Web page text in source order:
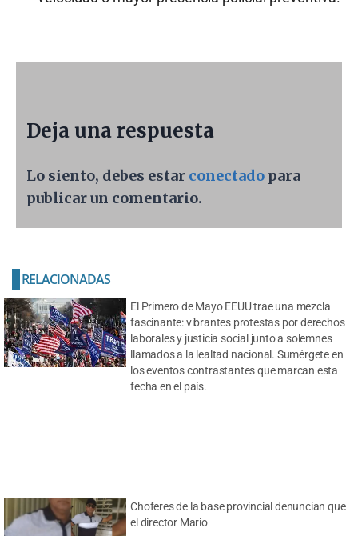
Deja una respuesta
Lo siento, debes estar conectado para
publicar un comentario.
El Primero de Mayo EEUU trae una mezcla
fascinante: vibrantes protestas por derechos
laborales y justicia social junto a solemnes
llamados a la lealtad nacional. Sumérgete en
los eventos contrastantes que marcan esta
fecha en el país.
Choferes de la base provincial denuncian que
el director Mario
RELACIONADAS